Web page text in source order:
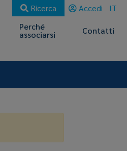
Ricerca Accedi IT
Perché
associarsi Contatti